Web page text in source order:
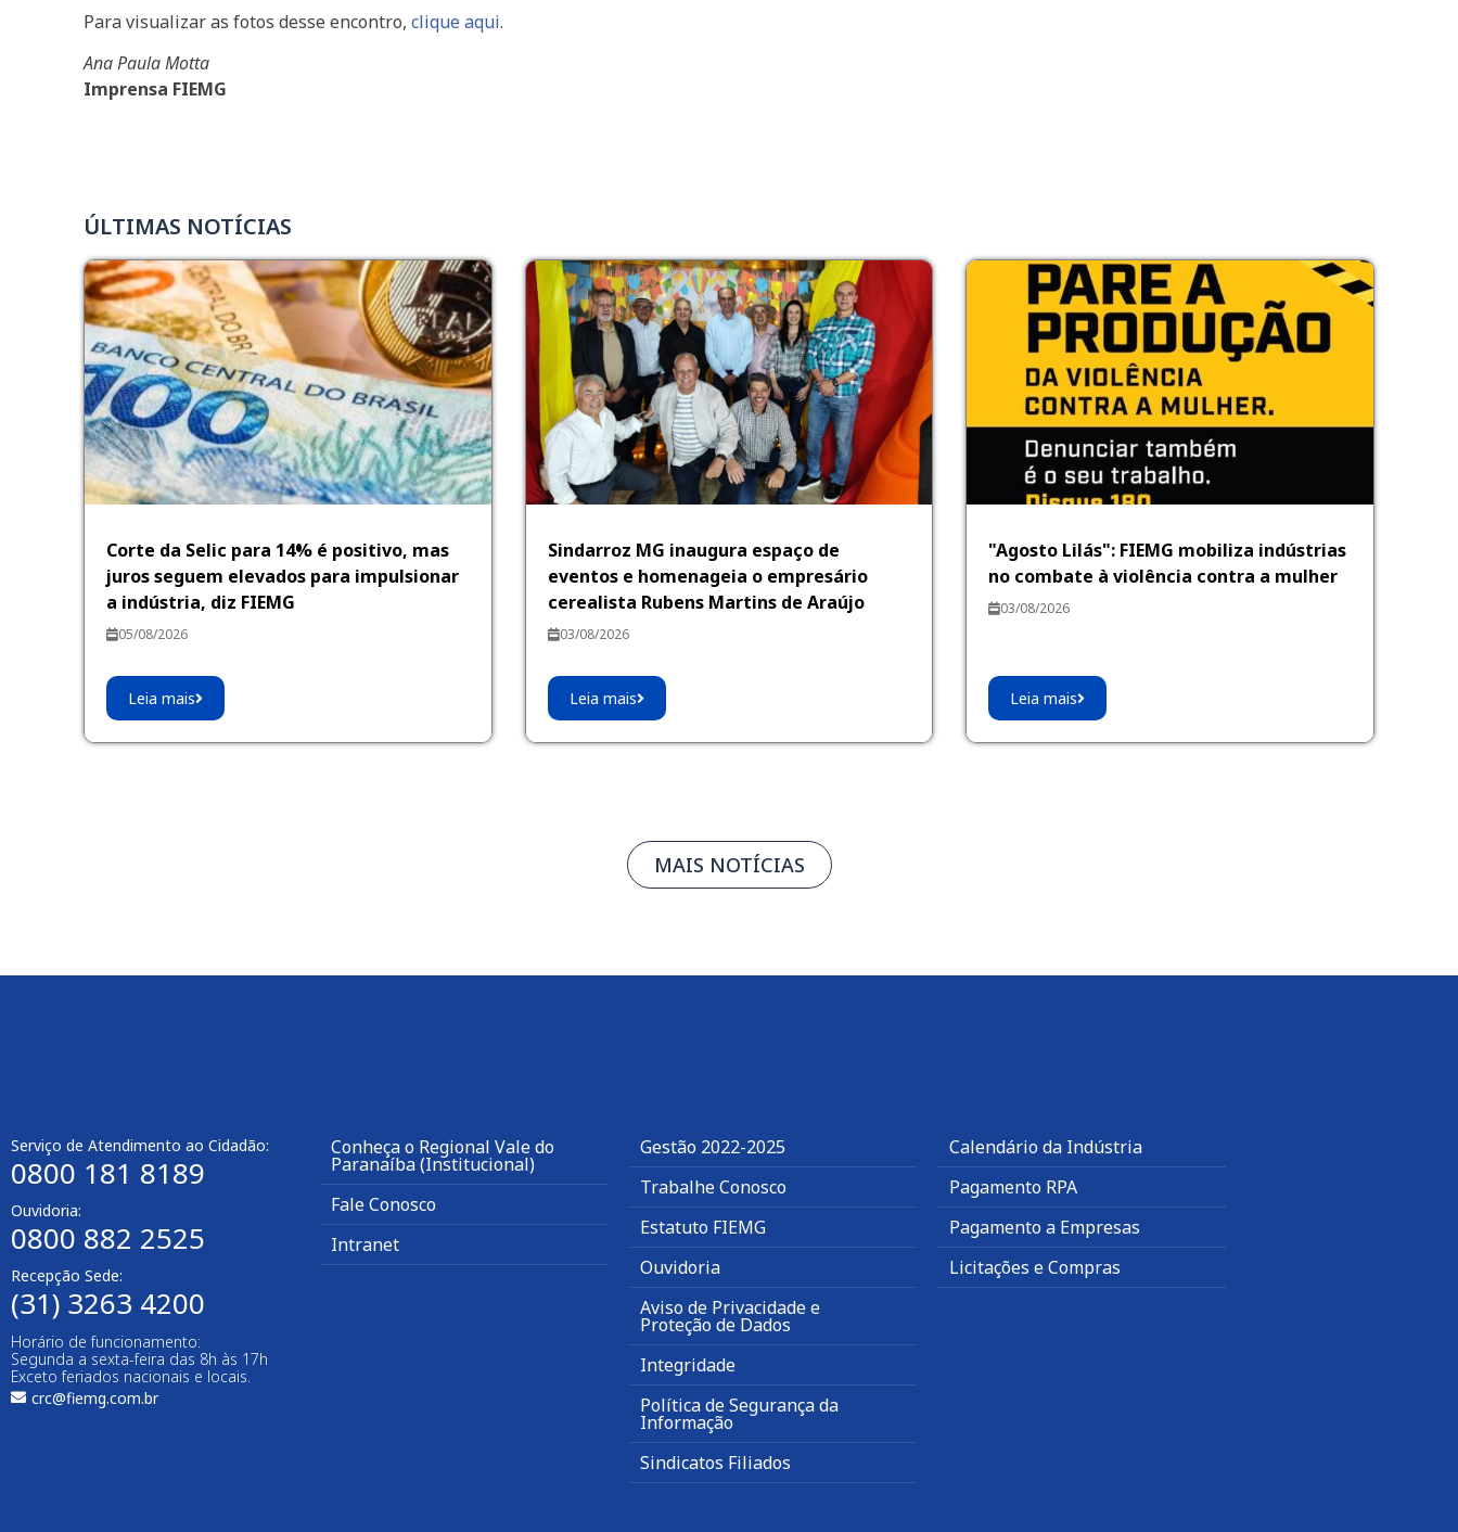
Para visualizar as fotos desse encontro,clique aqui.
Ana Paula Motta
Imprensa FIEMG
ÚLTIMAS NOTÍCIAS
Corte da Selic para 14% é positivo, mas
juros seguem elevados para impulsionar
a indústria, diz FIEMG
05/08/2026
Leia mais
Sindarroz MG inaugura espaço de
eventos e homenageia o empresário
cerealista Rubens Martins de Araújo
03/08/2026
Leia mais
"Agosto Lilás": FIEMG mobiliza indústrias
no combate à violência contra a mulher
03/08/2026
Leia mais
MAIS NOTÍCIAS
Serviço de Atendimento ao Cidadão:
0800 181 8189
Ouvidoria:
0800 882 2525
Recepção Sede:
(31) 3263 4200
Horário de funcionamento:
Segunda a sexta-feira das 8h às 17h
Exceto feriados nacionais e locais.
crc@fiemg.com.br
Conheça o Regional Vale do
Paranaíba (Institucional)
Fale Conosco
Intranet
Gestão 2022-2025
Trabalhe Conosco
Estatuto FIEMG
Ouvidoria
Aviso de Privacidade e
Proteção de Dados
Integridade
Política de Segurança da
Informação
Sindicatos Filiados
Calendário da Indústria
Pagamento RPA
Pagamento a Empresas
Licitações e Compras